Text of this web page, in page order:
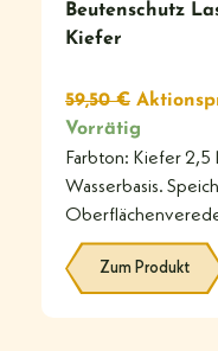
Beutenschutz
Kiefer
59,50€
Vorrätig
Farbton: Kiefer 2,5
Wasserbasis.
von Bienenkästen
Zum Produkt